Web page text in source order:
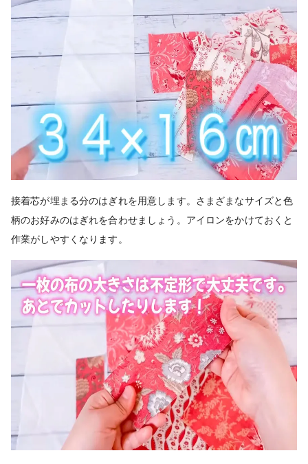
接着芯が埋まる分のはぎれを用意します。さまざまなサイズと色
柄のお好みのはぎれを合わせましょう。 アイロンをかけておくと
作業がしやすくなります。